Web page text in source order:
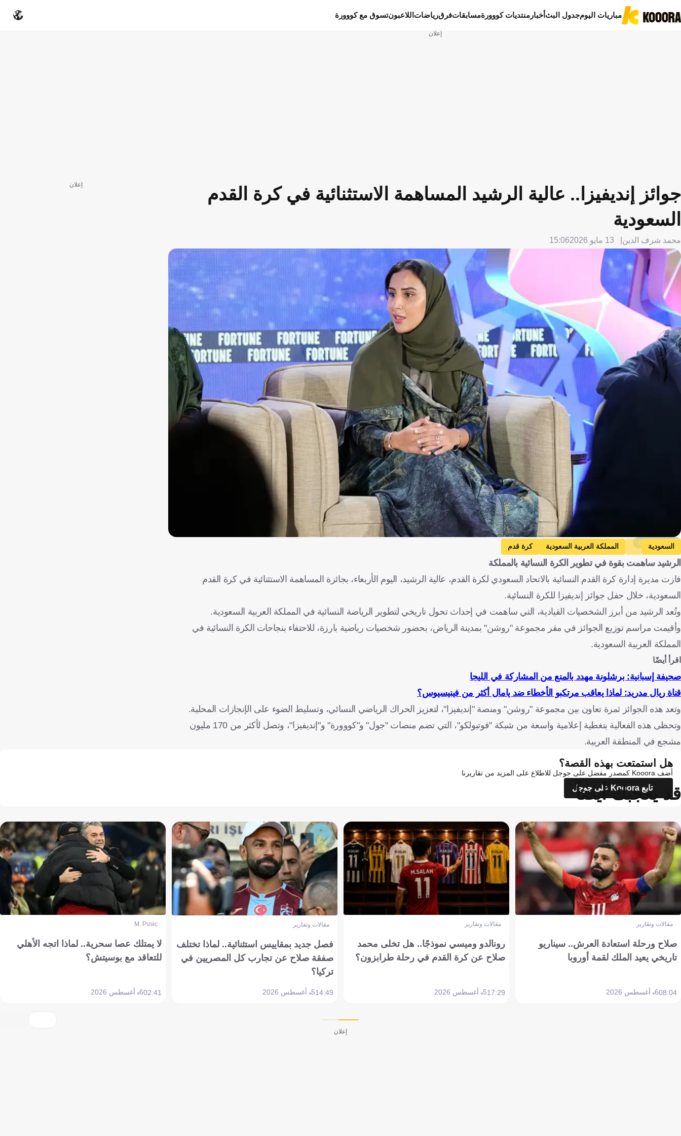
مباريات اليومجدول البثأخبار منتديات كووورةمسابقاتفرقرياضات اللاعبونتسوق مع كووورة
إعلان
جوائز إنديفيزا.. عالية الرشيد المساهمة الاستثنائية في كرة القدم
السعودية
محمد شرف الدين 13 مايو 2026 15:06
Getty Images
السعودية المملكة العربية السعودية كرة قدم
الرشيد ساهمت بقوة في تطوير الكرة النسائية بالمملكة
فازت مديرة إدارة كرة القدم النسائية بالاتحاد السعودي لكرة القدم، عالية الرشيد، اليوم الأربعاء، بجائزة المساهمة الاستثنائية في كرة القدم
السعودية، خلال حفل جوائز إنديفيزا للكرة النسائية.
وتُعد الرشيد من أبرز الشخصيات القيادية، التي ساهمت في إحداث تحول تاريخي لتطوير الرياضة النسائية في المملكة العربية السعودية.
وأقيمت مراسم توزيع الجوائز في مقر مجموعة "روشن" بمدينة الرياض، بحضور شخصيات رياضية بارزة، للاحتفاء بنجاحات الكرة النسائية في
المملكة العربية السعودية.
اقرأ أيضًا
صحيفة إسبانية: برشلونة مهدد بالمنع من المشاركة في الليجا
قناة ريال مدريد: لماذا يعاقب مرتكبو الأخطاء ضد يامال أكثر من فينيسيوس؟
وتعد هذه الجوائز ثمرة تعاون بين مجموعة "روشن" ومنصة "إنديفيزا"، لتعزيز الحراك الرياضي النسائي، وتسليط الضوء على الإنجازات المحلية.
وتحظى هذه الفعالية بتغطية إعلامية واسعة من شبكة "فوتبولكو"، التي تضم منصات "جول" و"كووورة" و"إنديفيزا"، وتصل لأكثر من 170 مليون
مشجع في المنطقة العربية.
إعلان
هل استمتعت بهذه القصة؟
أضف Kooora كمصدر مفضل على جوجل للاطلاع على المزيد من تقاريرنا
تابع Kooora على جوجل
قد يعجبك أيضاً
مقالات وتقارير
صلاح ورحلة استعادة العرش.. سيناريو
تاريخي يعيد الملك لقمة أوروبا
08:046 أغسطس 2026
مقالات وتقارير
رونالدو وميسي نموذجًا.. هل تخلى محمد
صلاح عن كرة القدم في رحلة طرابزون؟
17:295 أغسطس 2026
مقالات وتقارير
فصل جديد بمقاييس استثنائية.. لماذا تختلف
صفقة صلاح عن تجارب كل المصريين في
تركيا؟
14:495 أغسطس 2026
M. Pusic
لا يمتلك عصا سحرية.. لماذا اتجه الأهلي
للتعاقد مع بوسيتش؟
02:416 أغسطس 2026
إعلان